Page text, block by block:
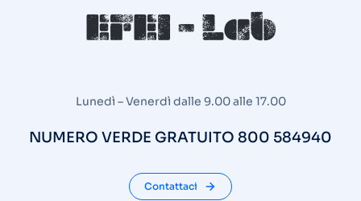
Lunedì – Venerdì dalle 9.00 alle 17.00
NUMERO VERDE GRATUITO 800 584940
Contattaci